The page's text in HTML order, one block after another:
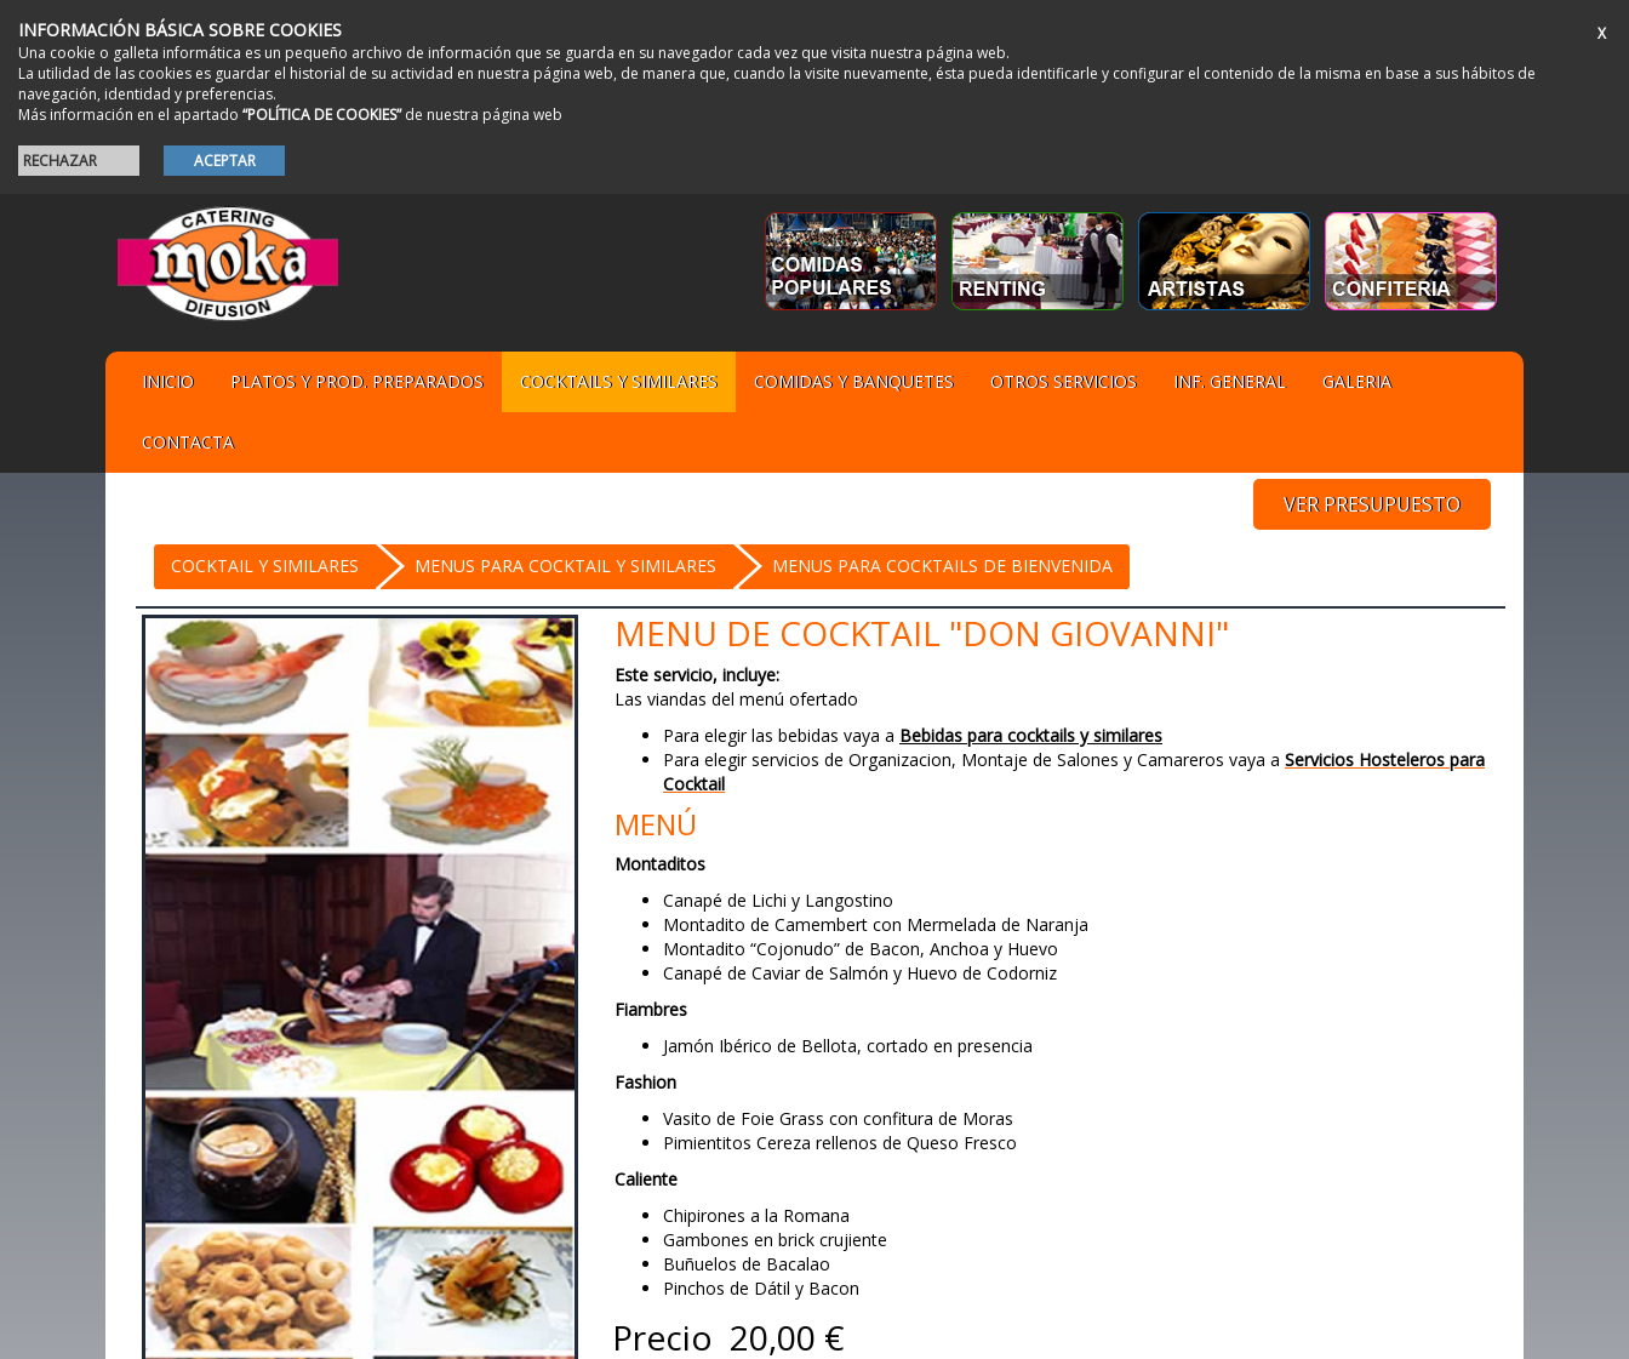
X
INFORMACIÓN BÁSICA SOBRE COOKIES
Una cookie o galleta informática es un pequeño archivo de información que se guarda en su navegador cada vez que visita nuestra página web.
La utilidad de las cookies es guardar el historial de su actividad en nuestra página web, de manera que, cuando la visite nuevamente, ésta pueda identificarle y configurar el contenido de la misma en base a sus hábitos de
navegación, identidad y preferencias.
Más información en el apartado “POLÍTICA DE COOKIES”de nuestra página web
RECHAZAR ACEPTAR
INICIO PLATOS Y PROD. PREPARADOS COCKTAILS Y SIMILARES COMIDAS Y BANQUETES OTROS SERVICIOS INF. GENERAL GALERIA
CONTACTA
VER PRESUPUESTO
COCKTAIL Y SIMILARES MENUS PARA COCKTAIL Y SIMILARES MENUS PARA COCKTAILS DE BIENVENIDA
MENU DE COCKTAIL "DON GIOVANNI"
Este servicio, incluye:
Las viandas del menú ofertado
Para elegir las bebidas vaya a Bebidas para cocktails y similares
Para elegir servicios de Organizacion, Montaje de Salones y Camareros vaya a Servicios Hosteleros para
Cocktail
MENÚ
Montaditos
Canapé de Lichi y Langostino
Montadito de Camembert con Mermelada de Naranja
Montadito “Cojonudo” de Bacon, Anchoa y Huevo
Canapé de Caviar de Salmón y Huevo de Codorniz
Fiambres
Jamón Ibérico de Bellota, cortado en presencia
Fashion
Vasito de Foie Grass con confitura de Moras
Pimientitos Cereza rellenos de Queso Fresco
Caliente
Chipirones a la Romana
Gambones en brick crujiente
Buñuelos de Bacalao
Pinchos de Dátil y Bacon
Precio 20,00 €